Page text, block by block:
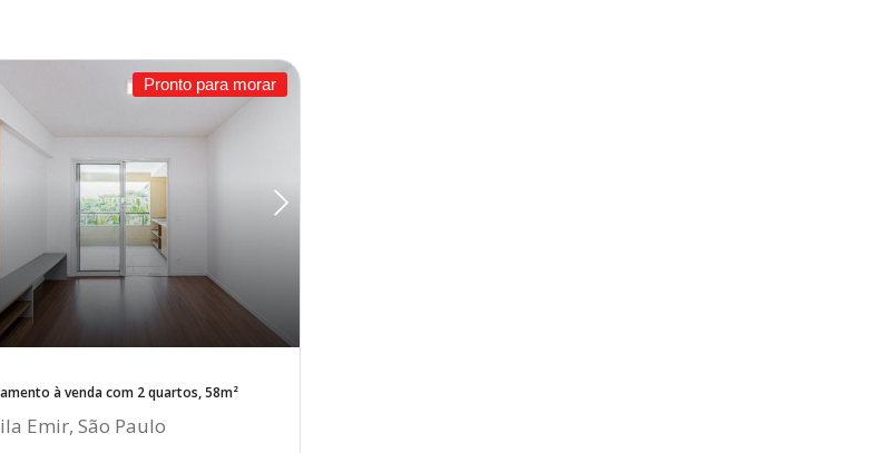
Pronto para morar
à venda com 2 quartos, 58m²
Emir, São Paulo